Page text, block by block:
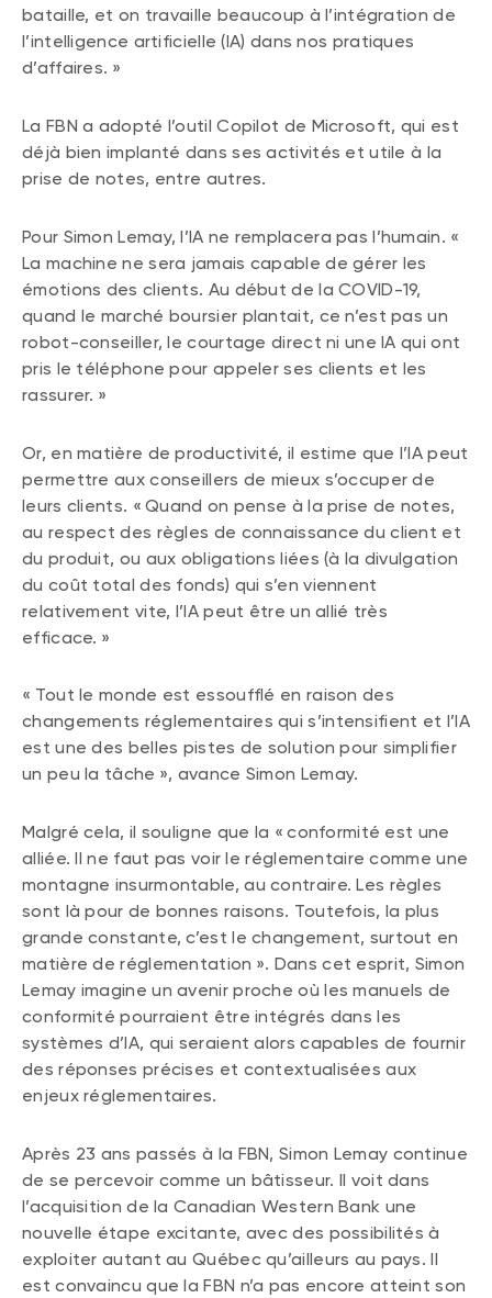
bataille, et on travaille beaucoup à l’intégration de
l’intelligence artificielle (IA) dans nos pratiques
d’affaires. »
La FBN a adopté l’outil Copilot de Microsoft, qui est
déjà bien implanté dans ses activités et utile à la
prise de notes, entre autres.
Pour Simon Lemay, l’IA ne remplacera pas l’humain. «
La machine ne sera jamais capable de gérer les
émotions des clients. Au début de la COVID-19,
quand le marché boursier plantait, ce n’est pas un
robot-conseiller, le courtage direct ni une IA qui ont
pris le téléphone pour appeler ses clients et les
rassurer. »
Or, en matière de productivité, il estime que l’IA peut
permettre aux conseillers de mieux s’occuper de
leurs clients. « Quand on pense à la prise de notes,
au respect des règles de connaissance du client et
du produit, ou aux obligations liées (à la divulgation
du coût total des fonds) qui s’en viennent
relativement vite, l’IA peut être un allié très
efficace. »
« Tout le monde est essoufflé en raison des
changements réglementaires qui s’intensifient et l’IA
est une des belles pistes de solution pour simplifier
un peu la tâche », avance Simon Lemay.
Malgré cela, il souligne que la « conformité est une
alliée. Il ne faut pas voir le réglementaire comme une
montagne insurmontable, au contraire. Les règles
sont là pour de bonnes raisons. Toutefois, la plus
grande constante, c’est le changement, surtout en
matière de réglementation ». Dans cet esprit, Simon
Lemay imagine un avenir proche où les manuels de
conformité pourraient être intégrés dans les
systèmes d’IA, qui seraient alors capables de fournir
des réponses précises et contextualisées aux
enjeux réglementaires.
Après 23 ans passés à la FBN, Simon Lemay continue
de se percevoir comme un bâtisseur. Il voit dans
l’acquisition de la Canadian Western Bank une
nouvelle étape excitante, avec des possibilités à
exploiter autant au Québec qu’ailleurs au pays. Il
est convaincu que la FBN n’a pas encore atteint son